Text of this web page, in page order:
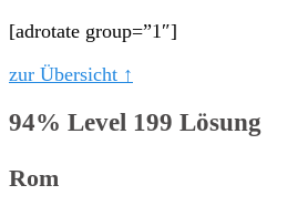
[adrotate group=”1″]
zur Übersicht ↑
94% Level 199 Lösung
Rom